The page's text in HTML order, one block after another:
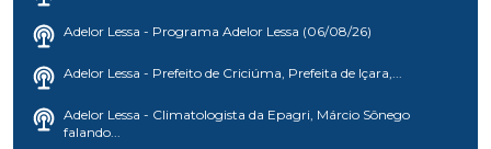
Adelor Lessa - Programa Adelor Lessa (06/08/26)
Adelor Lessa - Prefeito de Criciúma, Prefeita de Içara,...
Adelor Lessa - Climatologista da Epagri, Márcio Sônego
falando...